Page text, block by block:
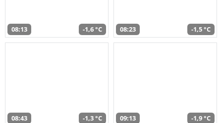
08:13 -1,6 °C 08:23 -1,5 °C
08:43 -1,3 °C 09:13 -1,9 °C